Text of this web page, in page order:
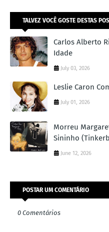
TALVEZ VOCÊ GOSTE DESTAS
Carlos Alberto
Idade
July 03, 2026
Leslie Caron
July 01, 2026
Morreu
Sininho
June 12, 2026
POSTAR UM COMENTÁRIO
0 Comentários